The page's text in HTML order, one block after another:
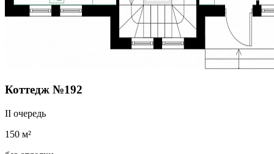
Коттедж №192
II очередь
150 м²